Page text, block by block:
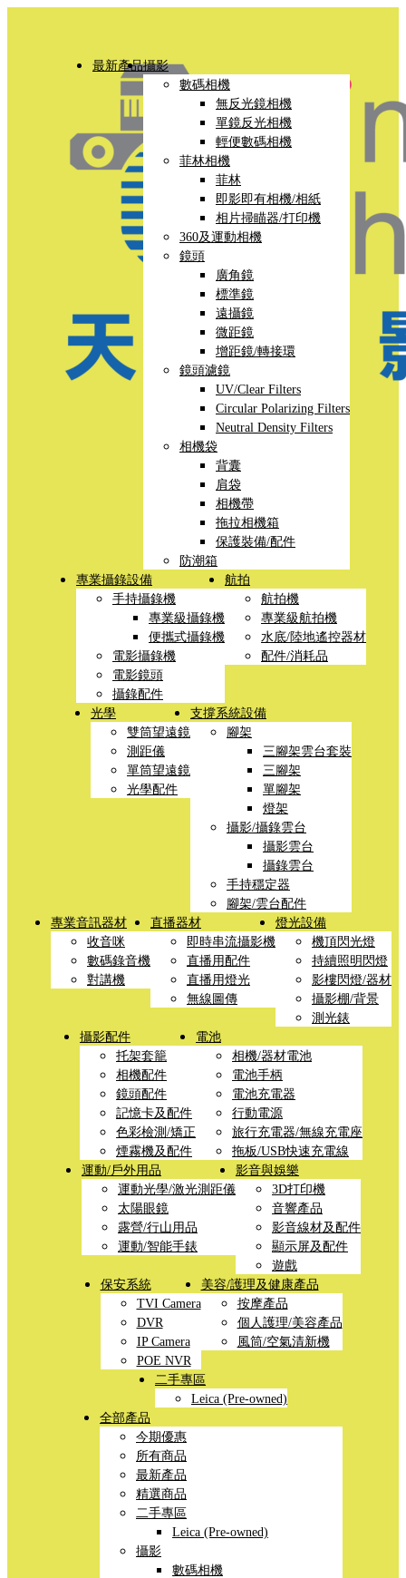
最新產品攝影
數碼相機
無反光鏡相機
單鏡反光相機
輕便數碼相機
菲林相機
菲林
即影即有相機/相紙
相片掃瞄器/打印機
360及運動相機
鏡頭
廣角鏡
標準鏡
遠攝鏡
微距鏡
增距鏡/轉接環
鏡頭濾鏡
UV/Clear Filters
Circular Polarizing Filters
Neutral Density Filters
相機袋
背囊
肩袋
相機帶
拖拉相機箱
保護裝備/配件
防潮箱
專業攝錄設備
手持攝錄機
專業級攝錄機
便攜式攝錄機
電影攝錄機
電影鏡頭
攝錄配件
航拍
航拍機
專業級航拍機
水底/陸地遙控器材
配件/消耗品
光學
雙筒望遠鏡
測距儀
單筒望遠鏡
光學配件
支撐系統設備
腳架
三腳架雲台套裝
三腳架
單腳架
燈架
攝影/攝錄雲台
攝影雲台
攝錄雲台
手持穩定器
腳架/雲台配件
專業音訊器材
收音咪
數碼錄音機
對講機
直播器材
即時串流攝影機
直播用配件
直播用燈光
無線圖傳
燈光設備
機頂閃光燈
持續照明閃燈
影樓閃燈/器材
攝影棚/背景
測光錶
攝影配件
托架套籠
相機配件
鏡頭配件
記憶卡及配件
色彩檢測/矯正
煙霧機及配件
電池
相機/器材電池
電池手柄
電池充電器
行動電源
旅行充電器/無線充電座
拖板/USB快速充電線
運動/戶外用品
運動光學/激光測距儀
太陽眼鏡
露營/行山用品
運動/智能手錶
影音與娛樂
3D打印機
音響產品
影音線材及配件
顯示屏及配件
遊戲
保安系統
TVI Camera
DVR
IP Camera
POE NVR
美容/護理及健康產品
按摩產品
個人護理/美容產品
風筒/空氣清新機
二手專區
Leica (Pre-owned)
全部產品
今期優惠
所有商品
最新產品
精選商品
二手專區
Leica (Pre-owned)
攝影
數碼相機